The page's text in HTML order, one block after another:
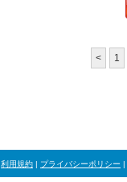
< 1
利用規約 | プライバシーポリシー |